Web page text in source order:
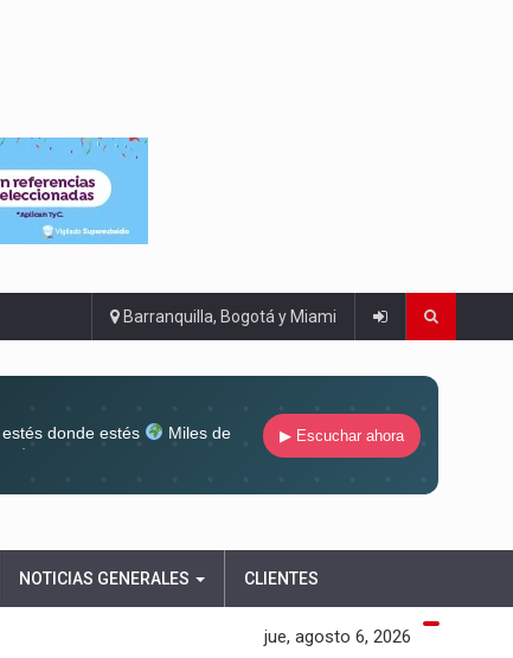
Barranquilla, Bogotá y Miami
donde estés
Miles de
▶ Escuchar ahora
NOTICIAS GENERALES CLIENTES
jue, agosto 6, 2026